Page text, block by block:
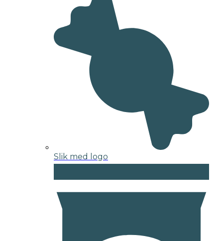
Slik med logo